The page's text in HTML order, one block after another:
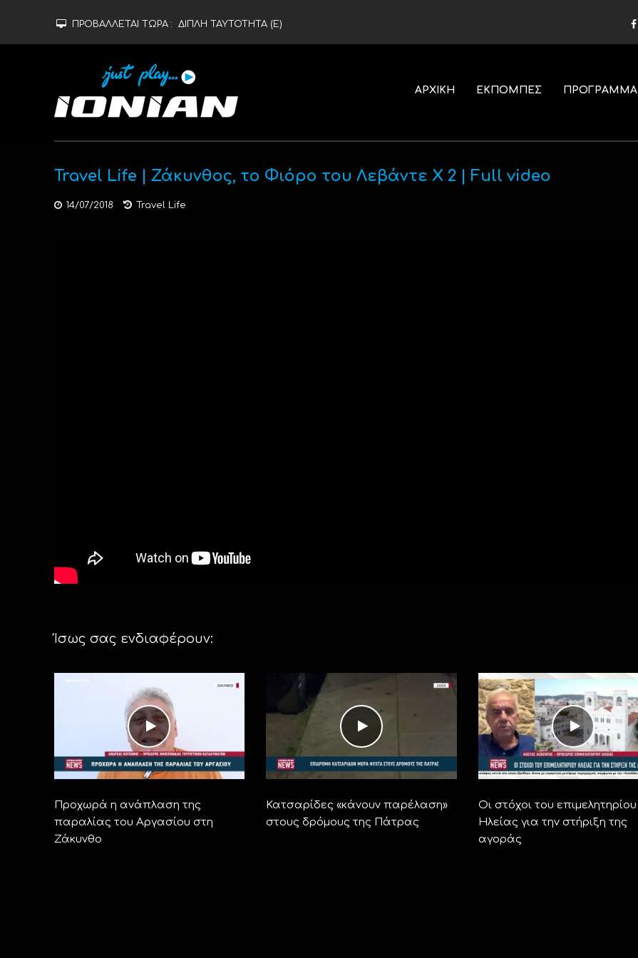
ΠΡΟΒΑΛΛΕΤΑΙ ΤΩΡΑ : ΔΙΠΛΗ ΤΑΥΤΟΤΗΤΑ (Ε)
ΑΡΧΙΚΗ ΕΚΠΟΜΠΕΣ ΠΡΟΓΡΑΜΜΑ
Travel Life | Ζάκυνθος, το Φιόρο του Λεβάντε X 2 | Full video
14/07/2018 Travel Life
Ίσως σας ενδιαφέρουν:
Προχωρά η ανάπλαση της
παραλίας του Αργασίου στη
Ζάκυνθο
Κατσαρίδες «κάνουν παρέλαση»
στους δρόμους της Πάτρας
Οι στόχοι του επιμελητηρίου
Ηλείας για την στήριξη της
αγοράς